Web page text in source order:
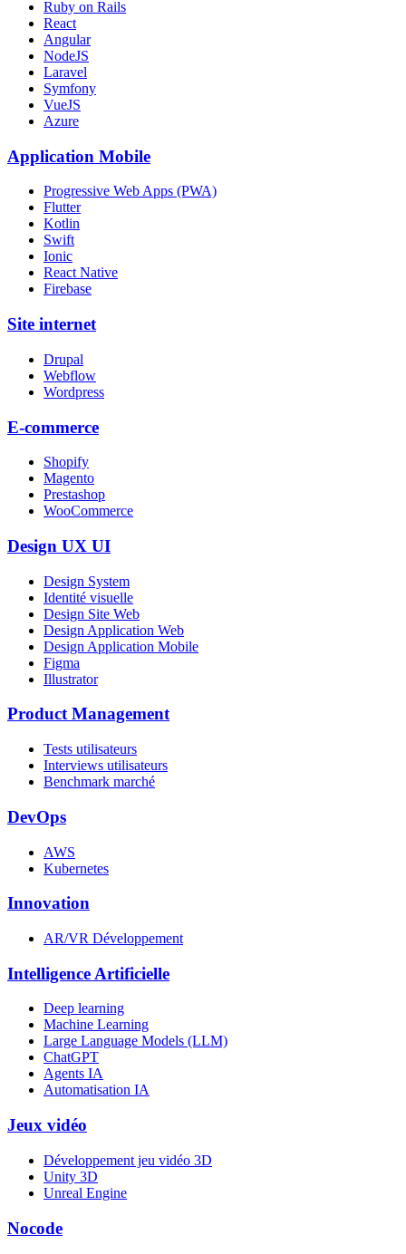
Ruby on Rails
React
Angular
NodeJS
Laravel
Symfony
VueJS
Azure
Application Mobile
Progressive Web Apps (PWA)
Flutter
Kotlin
Swift
Ionic
React Native
Firebase
Site internet
Drupal
Webflow
Wordpress
E-commerce
Shopify
Magento
Prestashop
WooCommerce
Design UX UI
Design System
Identité visuelle
Design Site Web
Design Application Web
Design Application Mobile
Figma
Illustrator
Product Management
Tests utilisateurs
Interviews utilisateurs
Benchmark marché
DevOps
AWS
Kubernetes
Innovation
AR/VR Développement
Intelligence Artificielle
Deep learning
Machine Learning
Large Language Models (LLM)
ChatGPT
Agents IA
Automatisation IA
Jeux vidéo
Développement jeu vidéo 3D
Unity 3D
Unreal Engine
Nocode